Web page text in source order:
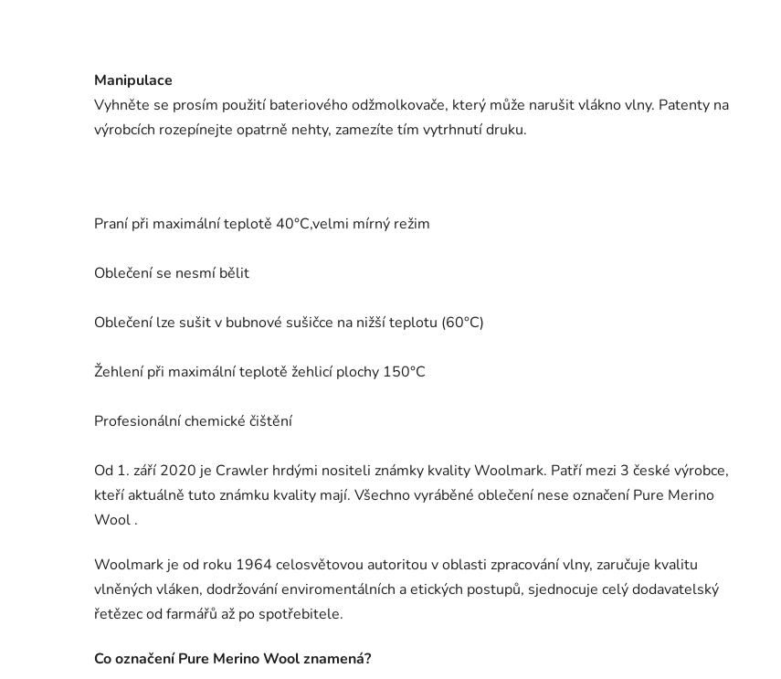
Manipulace
Vyhněte se prosím použití bateriového odžmolkovače, který může narušit vlákno vlny. Patenty na
výrobcích rozepínejte opatrně nehty, zamezíte tím vytrhnutí druku.
Praní při maximální teplotě 40°C,velmi mírný režim
Oblečení se nesmí bělit
Oblečení lze sušit v bubnové sušičce na nižší teplotu (60°C)
Žehlení při maximální teplotě žehlicí plochy 150°C
Profesionální chemické čištění
Od 1. září 2020 je Crawler hrdými nositeli známky kvality Woolmark. Patří mezi 3 české výrobce,
kteří aktuálně tuto známku kvality mají. Všechno vyráběné oblečení nese označení Pure Merino
Wool .
Woolmark je od roku 1964 celosvětovou autoritou v oblasti zpracování vlny, zaručuje kvalitu
vlněných vláken, dodržování enviromentálních a etických postupů, sjednocuje celý dodavatelský
řetězec od farmářů až po spotřebitele.
Co označení Pure Merino Wool znamená?